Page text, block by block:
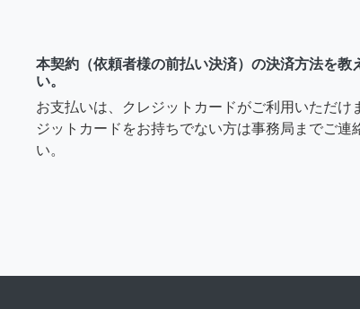
本契約（依頼者様の前払い決済）の決済方法を教
い。
お支払いは、クレジットカードがご利用いただけ
ジットカードをお持ちでない方は事務局までご連
い。